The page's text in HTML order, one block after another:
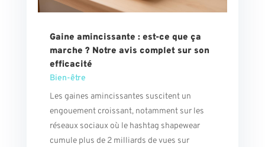
Gaine amincissante : est-ce que ça
marche ? Notre avis complet sur son
efficacité
Bien-être
Les gaines amincissantes suscitent un
engouement croissant, notamment sur les
réseaux sociaux où le hashtag shapewear
cumule plus de 2 milliards de vues sur